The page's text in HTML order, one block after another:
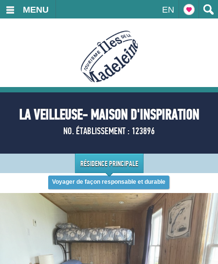
EN
MENU
LA VEILLEUSE- MAISON D'INSPIRATION
NO. ÉTABLISSEMENT : 123896
RÉSIDENCE PRINCIPALE
Voyager de façon responsable et durable